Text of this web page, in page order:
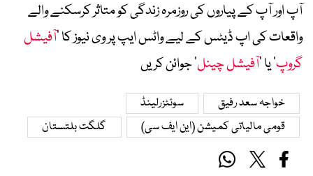
آپ اور آپ کے پیاروں کی روزمرہ زندگی کو متاثر کرسکنے والے
واقعات کی اپ ڈیٹس کے لیے واٹس ایپ پر وی نیوز کا ’آفیشل
گروپ‘ یا ’آفیشل چینل‘ جوائن کریں
خواجہ سعد رفیق
سوئٹزرلینڈ
قومی مالیاتی کمیشن (این ایف سی)
گلگت بلتستان